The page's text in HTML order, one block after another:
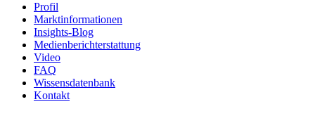
Profil
Marktinformationen
Insights-Blog
Medienberichterstattung
Video
FAQ
Wissensdatenbank
Kontakt